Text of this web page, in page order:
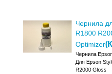
Чернила
R1800
Optimizer
Чернила
Для Epson
R2000 Gloss